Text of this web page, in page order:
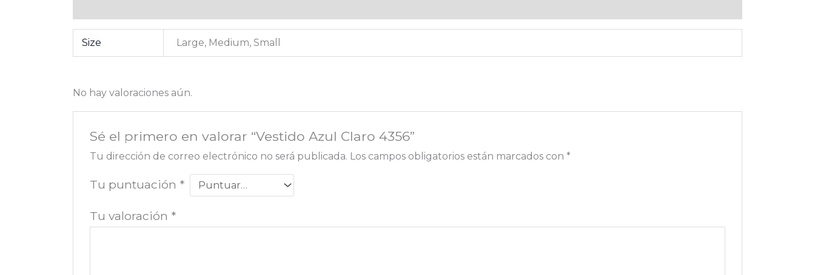
Size Large, Medium, Small
No hay valoraciones aún.
Sé el primero en valorar “Vestido Azul Claro 4356”
Tu dirección de correo electrónico no será publicada. Los campos obligatorios están marcados con *
Tu puntuación *
Tu valoración *